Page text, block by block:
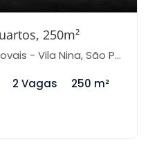
250m²
- Vila Nina, São Paulo-SP
2 Vagas 250 m²